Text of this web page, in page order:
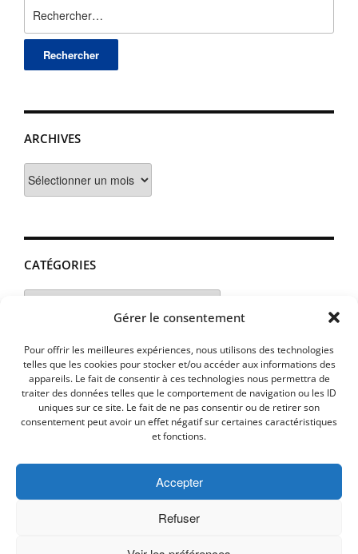
Gérer le consentement
Pour offrir les meilleures expériences, nous utilisons des technologies
telles que les cookies pour stocker et/ou accéder aux informations des
appareils. Le fait de consentir à ces technologies nous permettra de
traiter des données telles que le comportement de navigation ou les ID
uniques sur ce site. Le fait de ne pas consentir ou de retirer son
consentement peut avoir un effet négatif sur certaines caractéristiques
et fonctions.
Accepter
Refuser
ARCHIVES
CATÉGORIES
Catégories
PLAN D’ACCES